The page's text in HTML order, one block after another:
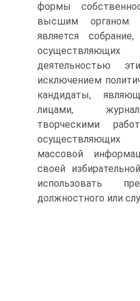
формы
высшим органом
является
деятельностью
исключением
кандидаты,
лицами,
творческими
массовой
своей
использовать
должностного или